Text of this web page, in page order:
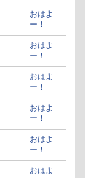
おはよ
ー！
おはよ
ー！
おはよ
ー！
おはよ
ー！
おはよ
ー！
おはよ